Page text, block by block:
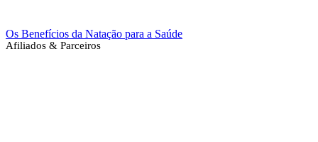
Os Benefícios da Natação para a Saúde
Afiliados & Parceiros